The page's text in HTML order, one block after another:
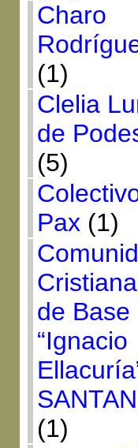
Charo
(1)
Clelia
de
(5)
Pax (1)
Cristiana
de Base
“Ignacio
(1)